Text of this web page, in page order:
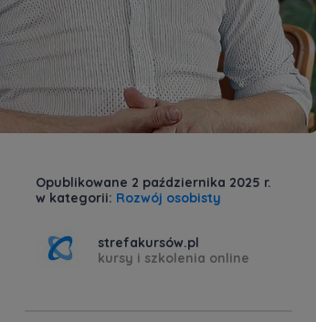
Opublikowane 2 października 2025 r.
w kategorii: Rozwój osobisty
strefakursów.pl
kursy i szkolenia online